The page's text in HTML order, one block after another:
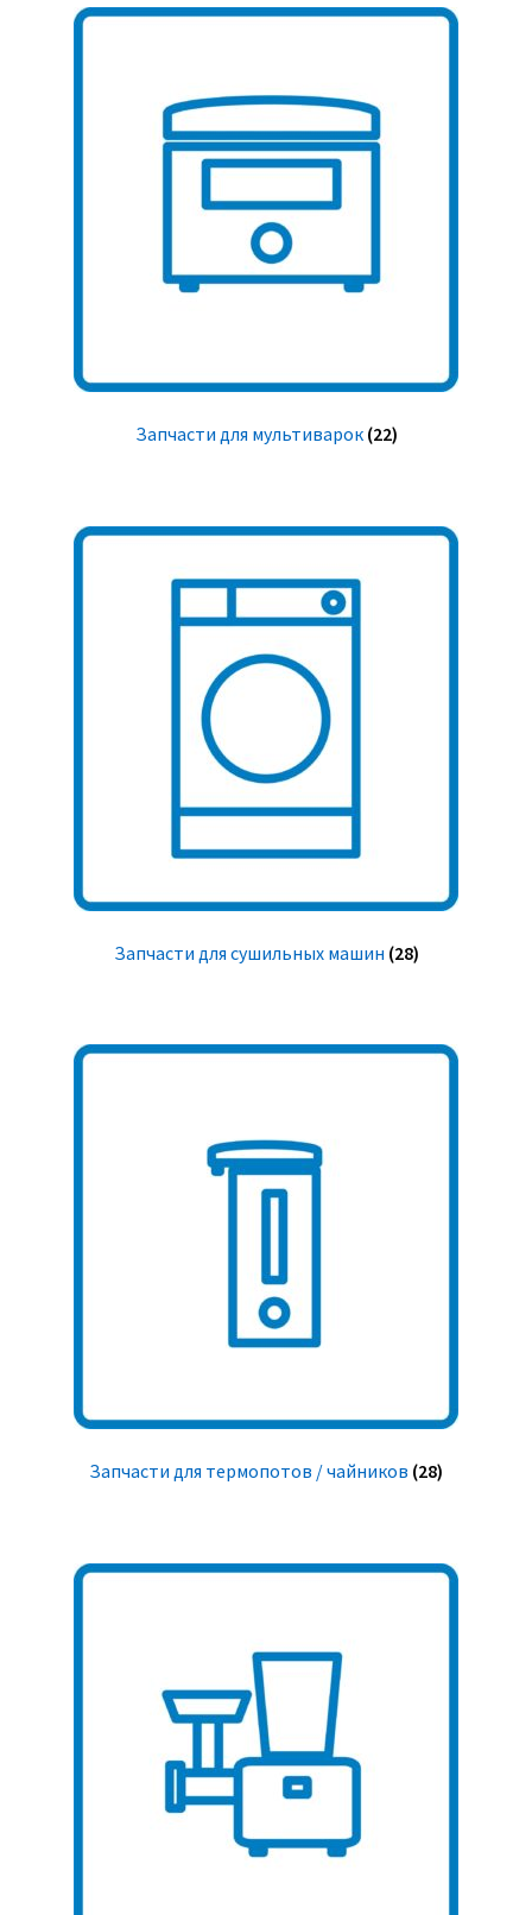
Запчасти для мультиварок (22)
Запчасти для сушильных машин (28)
Запчасти для термопотов / чайников (28)